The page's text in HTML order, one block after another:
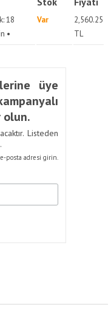
18
•
Var
2,560.25
TL
üye
olun.
Listeden
posta adresi girin.